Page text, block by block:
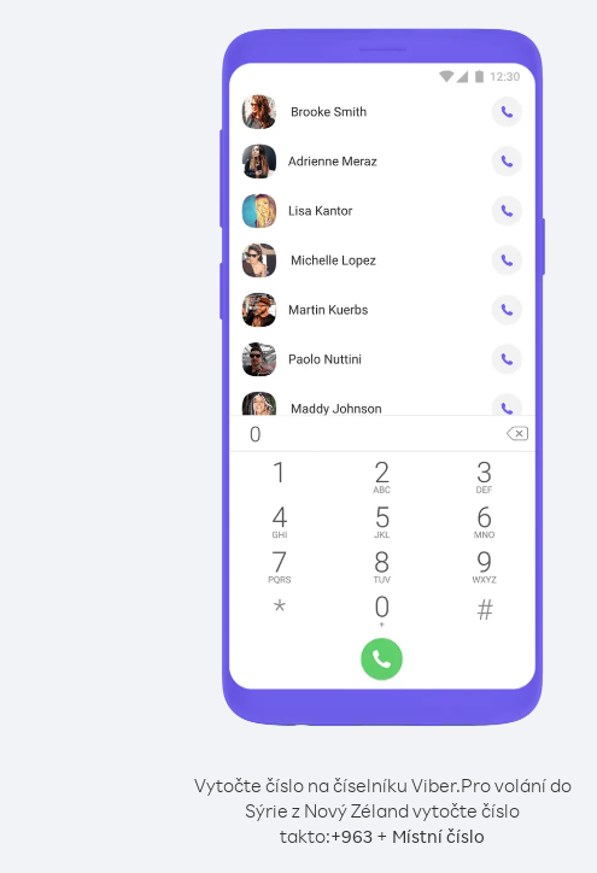
Vytočte číslo na číselníku Viber.Pro volání do
Sýrie z Nový Zéland vytočte číslo
takto:+963 + Místní číslo